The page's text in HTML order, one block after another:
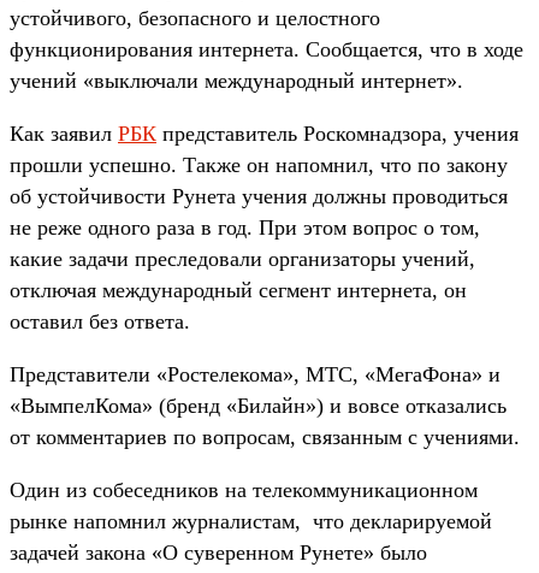
устойчивого, безопасного и целостного
функционирования интернета. Сообщается, что в ходе
учений «выключали международный интернет».
Как заявил РБК представитель Роскомнадзора, учения
прошли успешно. Также он напомнил, что по закону
об устойчивости Рунета учения должны проводиться
не реже одного раза в год. При этом вопрос о том,
какие задачи преследовали организаторы учений,
отключая международный сегмент интернета, он
оставил без ответа.
Представители «Ростелекома», МТС, «МегаФона» и
«ВымпелКома» (бренд «Билайн») и вовсе отказались
от комментариев по вопросам, связанным с учениями.
Один из собеседников на телекоммуникационном
рынке напомнил журналистам, что декларируемой
задачей закона «О суверенном Рунете» было